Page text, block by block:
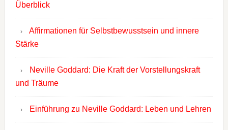
Überblick
Affirmationen für Selbstbewusstsein und innere
Stärke
Neville Goddard: Die Kraft der Vorstellungskraft
und Träume
Einführung zu Neville Goddard: Leben und Lehren